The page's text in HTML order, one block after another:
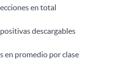
en total
descargables
en promedio por clase